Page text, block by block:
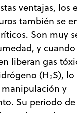
ventajas, los
también se
Son muy
y cuando
liberan gas
(H₂S),
y
Su periodo